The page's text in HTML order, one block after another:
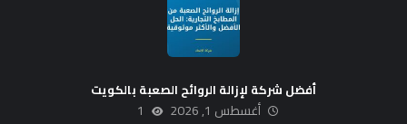
أفضل شركة لإزالة الروائح الصعبة بالكويت
أغسطس 1, 2026 1